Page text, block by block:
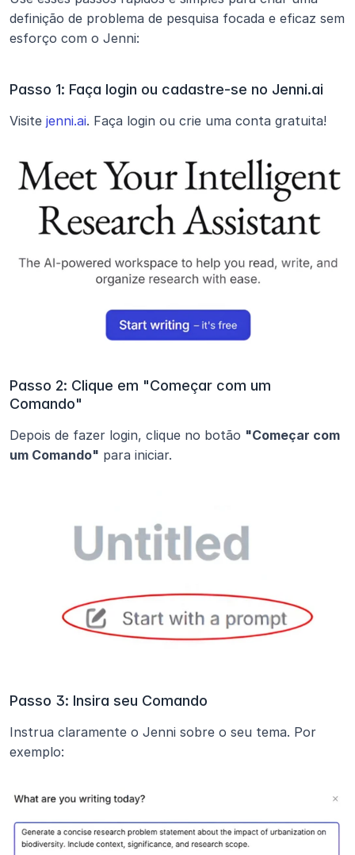
definição de problema de pesquisa focada e eficaz sem
esforço com o Jenni:
Passo 1: Faça login ou cadastre-se no Jenni.ai
Visite jenni.ai. Faça login ou crie uma conta gratuita!
Passo 2: Clique em "Começar com um
Comando"
Depois de fazer login, clique no botão "Começar com
um Comando" para iniciar.
Passo 3: Insira seu Comando
Instrua claramente o Jenni sobre o seu tema. Por
exemplo: